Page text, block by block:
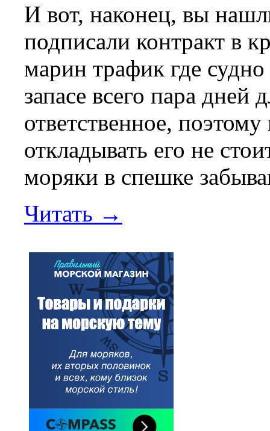
И вот, наконец, вы
подписали контракт в
марин трафик где судно
запасе всего пара дней
ответственное,
откладывать его не
моряки в спешке
Читать →